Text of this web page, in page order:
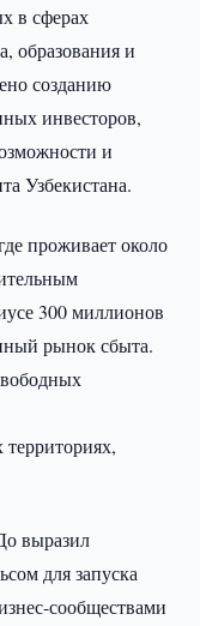
в сферах
образования и
созданию
инвесторов,
и
Узбекистана.
проживает около
300 миллионов
рынок сбыта.
выразил
для запуска
сообществами